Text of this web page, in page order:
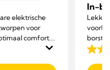
elektrische
voor
comfort.
Voor
In-
weken
4.8
van